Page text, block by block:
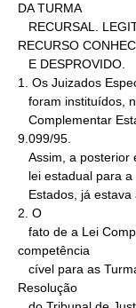
DA TURMA
RECURSO
1. Os Juizados
9.099/95.
2. O
competência
Resolução